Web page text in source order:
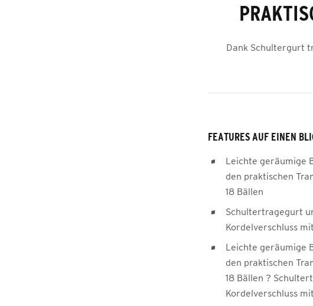
Dank Schultergurt
FEATURES AUF EINEN
Leichte geräumige
den praktischen
18 Bällen
Schultertragegurt
Kordelverschluss
Leichte geräumige
den praktischen
18 Bällen ?
Kordelverschluss